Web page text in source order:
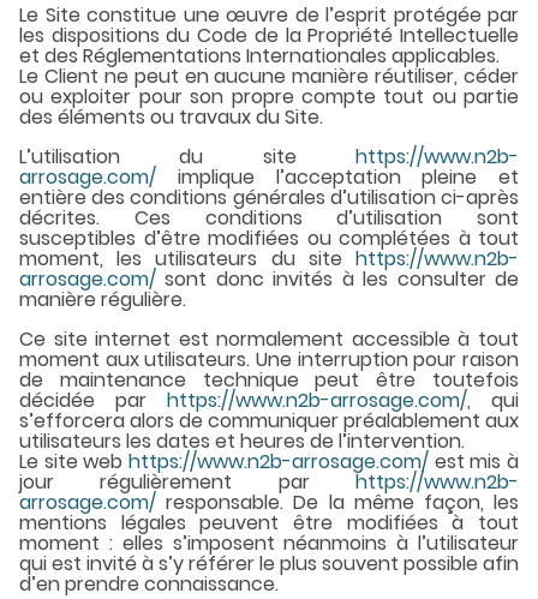
Le Site constitue une œuvre de l’esprit protégée par
les dispositions du Code de la Propriété Intellectuelle
et des Réglementations Internationales applicables.
Le Client ne peut en aucune manière réutiliser, céder
ou exploiter pour son propre compte tout ou partie
des éléments ou travaux du Site.
L’utilisation du site https://www.n2b-
arrosage.com/ implique l’acceptation pleine et
entière des conditions générales d’utilisation ci-après
décrites. Ces conditions d’utilisation sont
susceptibles d’être modifiées ou complétées à tout
moment, les utilisateurs du site https://www.n2b-
arrosage.com/ sont donc invités à les consulter de
manière régulière.
Ce site internet est normalement accessible à tout
moment aux utilisateurs. Une interruption pour raison
de maintenance technique peut être toutefois
décidée par https://www.n2b-arrosage.com/, qui
s’efforcera alors de communiquer préalablement aux
utilisateurs les dates et heures de l’intervention.
Le site web https://www.n2b-arrosage.com/ est mis à
jour régulièrement parhttps://www.n2b-
arrosage.com/ responsable. De la même façon, les
mentions légales peuvent être modifiées à tout
moment : elles s’imposent néanmoins à l’utilisateur
qui est invité à s’y référer le plus souvent possible afin
d’en prendre connaissance.